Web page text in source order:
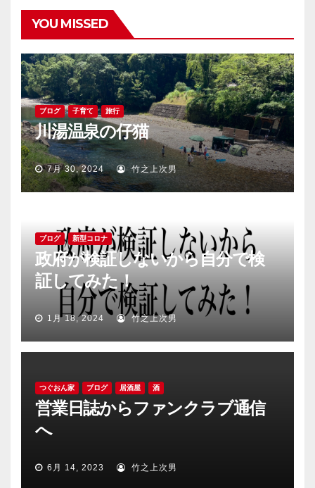
YOU MISSED
ブログ 子育て 旅行
川湯温泉の仔猫
7月 30, 2024 竹之上次男
ブログ 新型コロナ
政府が検証しないから自分で検
証してみた！
1月 18, 2024 竹之上次男
つぐおん家 ブログ 居酒屋 酒
営業日誌からファンクラブ通信
へ
6月 14, 2023 竹之上次男